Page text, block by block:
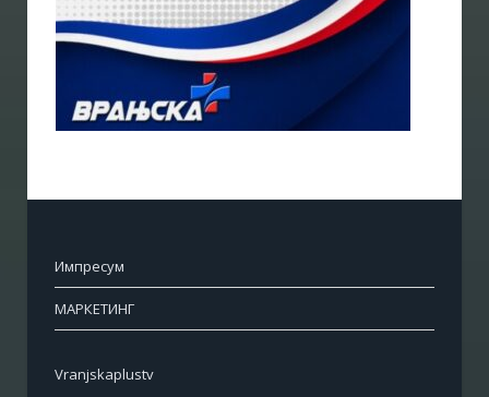
Импресум
МАРКЕТИНГ
Vranjskaplustv